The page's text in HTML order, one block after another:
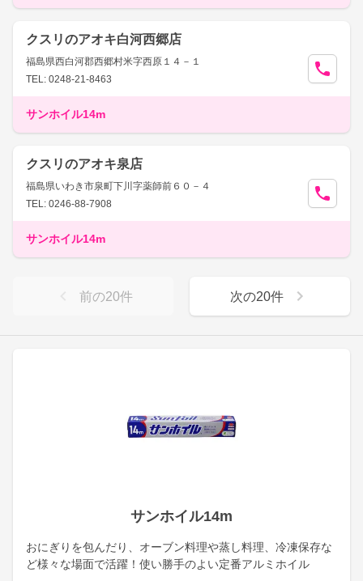
サンホイル14m
おにぎりを包んだり、オーブン料理や蒸し料理、冷凍保存な
ど様々な場面で活躍！使い勝手のよい定番アルミホイル
クスリのアオキ白河西郷店
福島県西白河郡西郷村米字西原１４－１
TEL: 0248-21-8463
サンホイル14m
クスリのアオキ泉店
福島県いわき市泉町下川字薬師前６０－４
TEL: 0246-88-7908
サンホイル14m
前の20件 次の20件